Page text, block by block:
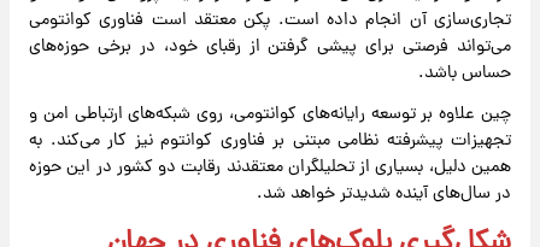
تجاری‌سازی آن انجام داده است. پکن معتقد است فناوری کوانتومی
می‌تواند فرصتی برای پیشی گرفتن از رقبای خود، در برخی حوزه‌های
حساس باشد.
چین علاوه بر توسعه رایانه‌های کوانتومی، روی شبکه‌های ارتباطی امن و
تجهیزات پیشرفته نظامی مبتنی بر فناوری کوانتوم نیز کار می‌کند. به
همین دلیل، بسیاری از تحلیلگران معتقدند رقابت دو کشور در این حوزه
در سال‌های آینده شدیدتر خواهد شد.